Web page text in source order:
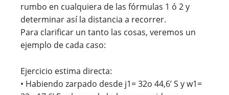
rumbo en cualquiera de las fórmulas 1 ó 2 y
determinar así la distancia a recorrer.
Para clarificar un tanto las cosas, veremos un
ejemplo de cada caso:
Ejercicio estima directa:
• Habiendo zarpado desde j1= 32o 44,6’ S y w1=